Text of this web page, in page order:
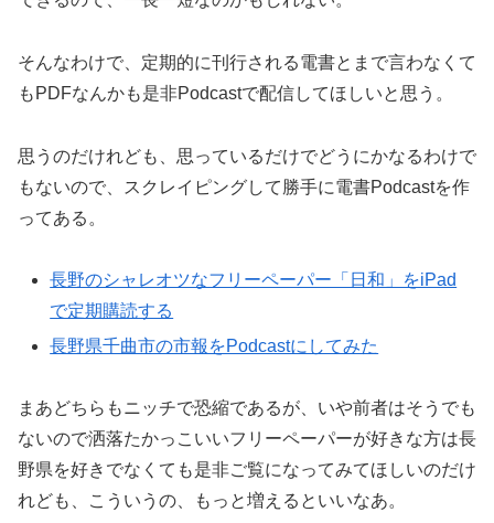
そんなわけで、定期的に刊行される電書とまで言わなくて
もPDFなんかも是非Podcastで配信してほしいと思う。
思うのだけれども、思っているだけでどうにかなるわけで
もないので、スクレイピングして勝手に電書Podcastを作
ってある。
長野のシャレオツなフリーペーパー「日和」をiPad
で定期購読する
長野県千曲市の市報をPodcastにしてみた
まあどちらもニッチで恐縮であるが、いや前者はそうでも
ないので洒落たかっこいいフリーペーパーが好きな方は長
野県を好きでなくても是非ご覧になってみてほしいのだけ
れども、こういうの、もっと増えるといいなあ。